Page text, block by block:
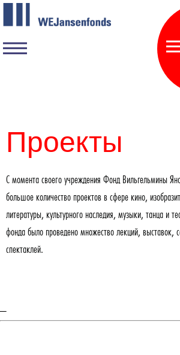
Проекты
С момента своего учреждения Фонд Вильгельмины
большое количество проектов в сфере кино,
литературы, культурного наследия, музыки, танца и
фонда было проведено множество лекций, выставок,
спектаклей.